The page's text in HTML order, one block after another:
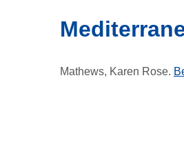
Mathews, Karen Rose.